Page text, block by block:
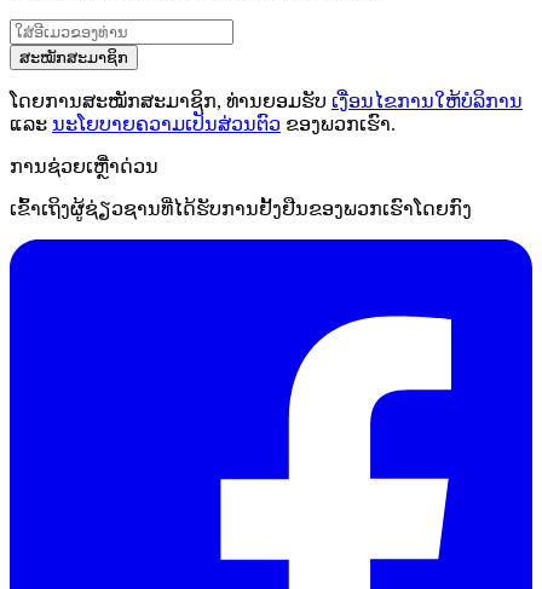
ສະໝັກສະມາຊິກ
ໂດຍການສະໝັກສະມາຊິກ, ທ່ານຍອມຮັບ ເງື່ອນໄຂການໃຫ້ບໍລິການ
ແລະ ນະໂຍບາຍຄວາມເປັນສ່ວນຕົວ ຂອງພວກເຮົາ.
ການຊ່ວຍເຫຼືໍາດ່ວນ
ເຂົ້າເຖິງຜູ້ຊ່ຽວຊານທີ່ໄດ້ຮັບການຢັ້ງຢືນຂອງພວກເຮົາໂດຍກົງ